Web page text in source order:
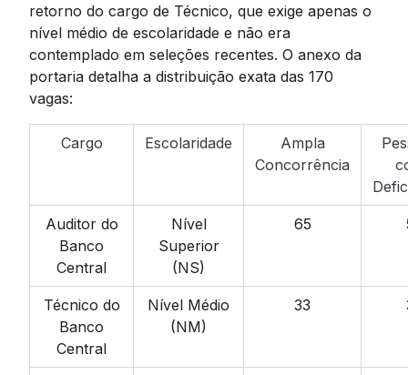
retorno do cargo de Técnico, que exige apenas o
nível médio de escolaridade e não era
contemplado em seleções recentes. O anexo da
portaria detalha a distribuição exata das 170
vagas:
Cargo Escolaridade
Ampla
Concorrência
Auditor do
Banco
Central
Nível
Superior
(NS)
65
Técnico do
Banco
Central
Nível Médio
(NM)
33